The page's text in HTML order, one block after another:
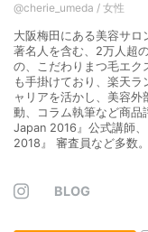
@cherie_umeda / 女性
大阪梅田にある美容サ
著名人を含む、2万人超
の、こだわりまつ毛エク
も手掛けており、楽天ラ
ャリアを活かし、美容
動、コラム執筆など商
Japan 2016』公式講師
2018』 審査員など多数。
BLOG